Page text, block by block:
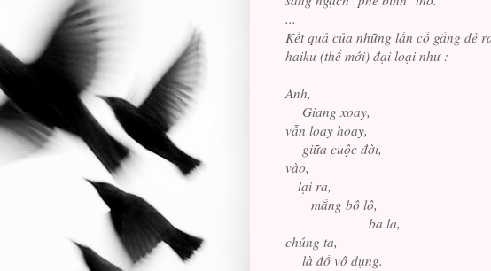
...
Kết quả của những lần cố gắng đẻ
haiku (thể mới) đại loại như :
Anh,
Giang xoay,
vẫn loay hoay,
giữa cuộc đời,
vào,
lại ra,
mắng bô lô,
ba la,
chúng ta,
là đồ vô dụng.